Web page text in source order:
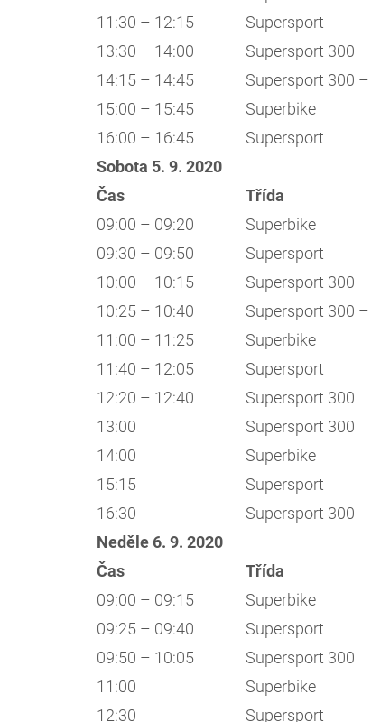
11:30 – 12:15
Supersport
13:30 – 14:00
Supersport 300
14:15 – 14:45
Supersport 300
15:00 – 15:45
Superbike
16:00 – 16:45
Supersport
Sobota 5. 9. 2020
Čas
Třída
09:00 – 09:20
Superbike
09:30 – 09:50
Supersport
10:00 – 10:15
Supersport 300
10:25 – 10:40
Supersport 300
11:00 – 11:25
Superbike
11:40 – 12:05
Supersport
12:20 – 12:40
Supersport 300
13:00
Supersport 300
14:00
Superbike
15:15
Supersport
16:30
Supersport 300
Neděle 6. 9. 2020
Čas
Třída
09:00 – 09:15
Superbike
09:25 – 09:40
Supersport
09:50 – 10:05
Supersport 300
11:00
Superbike
12:30
Supersport